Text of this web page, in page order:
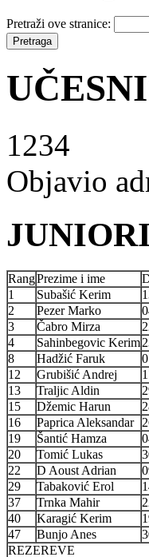
Pretraži ove stranice:
1234
Objavio
RangPrezime i ime
1
Subašić Kerim
2
Pezer Marko
3
Čabro Mirza
4
Sahinbegovic Kerim
8
Hadžić Faruk
12
Grubišić Andrej
13
Traljic Aldin
15
Džemic Harun
16
Paprica Aleksandar
19
Šantić Hamza
20
Tomić Lukas
22
D Aoust Adrian
29
Tabaković Erol
37
Trnka Mahir
40
Karagić Kerim
47
Bunjo Anes
REZEREVE